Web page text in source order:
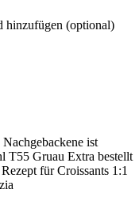
hinzufügen (optional)
ist
T55 Gruau Extra bestellt
für Croissants 1:1